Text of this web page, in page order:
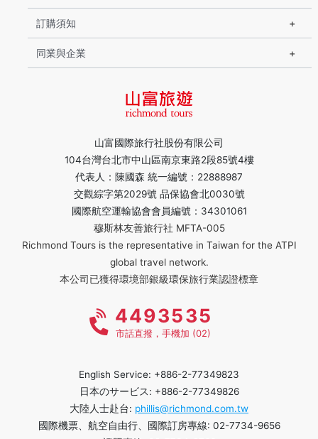
山富國際旅行社股份有限公司
104台灣台北市中山區南京東路2段85號4樓
代表人：陳國森 統一編號：22888987
交觀綜字第2029號 品保協會北0030號
國際航空運輸協會會員編號：34301061
穆斯林友善旅行社 MFTA-005
Richmond Tours is the representative in Taiwan for the ATPI
global travel network.
本公司已獲得環境部銀級環保旅行業認證標章
訂購須知
同業與企業
4493535
市話直撥，手機加 (02)
English Service: +886-2-77349823
日本のサービス: +886-2-77349826
大陸人士赴台: phillis@richmond.com.tw
國際機票、航空自由行、國際訂房專線: 02-7734-9656